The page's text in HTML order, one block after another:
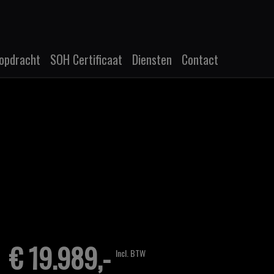
SOH Certificaat Diensten Contact
€ 19.989,- Incl. BTW